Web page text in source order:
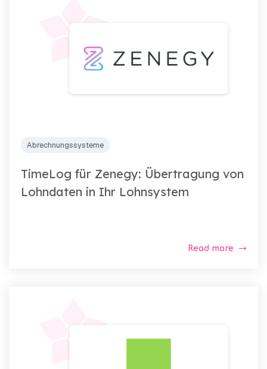
Abrechnungssysteme
TimeLog für Zenegy: Übertragung von
Lohndaten in Ihr Lohnsystem
Read more